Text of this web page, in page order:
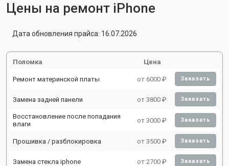
Цены на ремонт iPhone
Дата обновления прайса: 16.07.2026
Поломка Цена
Ремонт материнской платы от 6000 ₽ Заказать
Замена задней панели от 3800 ₽ Заказать
Восстановление после попадания
влаги
от 3000 ₽ Заказать
Прошивка / разблокировка от 3500 ₽ Заказать
Замена стекла iphone от 2700 ₽ Заказать